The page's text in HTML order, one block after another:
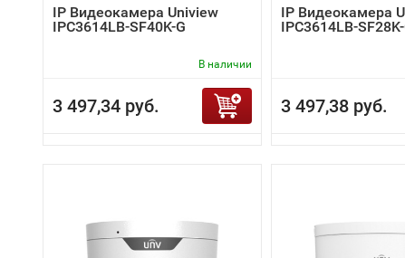
IP Видеокамера Uniview
IPC3614LB-SF40K-G
В наличии
3 497,34 руб.
IP Видеокамера
IPC3614LB-
3 497,38 руб.